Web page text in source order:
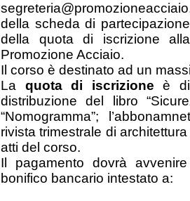
della scheda di
della quota di iscrizione
Promozione Acciaio.
Il corso è destinato ad un
La quota di iscrizione è di
distribuzione del libro
“Nomogramma”;
rivista trimestrale di
atti del corso.
Il pagamento dovrà
bonifico bancario intestato a: